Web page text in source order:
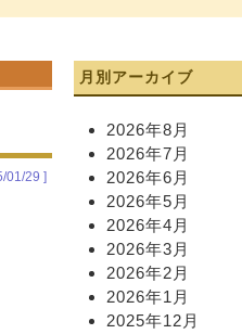
01/29 ]
月別アーカイブ
2026年8月
2026年7月
2026年6月
2026年5月
2026年4月
2026年3月
2026年2月
2026年1月
2025年12月